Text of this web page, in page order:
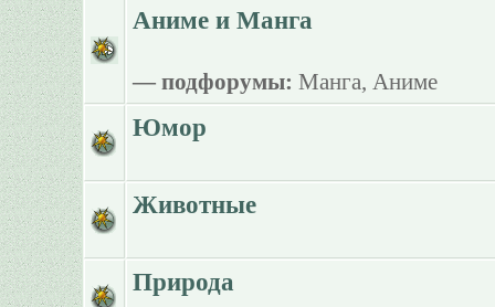
Аниме и Манга
— подфорумы: Манга, Аниме
Юмор
Животные
Природа